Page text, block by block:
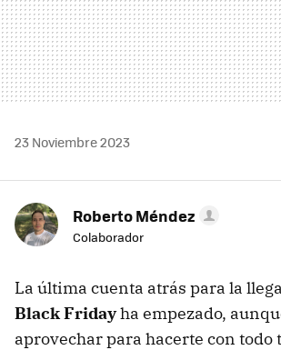
23 Noviembre 2023
Roberto Méndez
Colaborador
La última cuenta atrás para la
Black Fridayha empezado,
aprovechar para hacerte con todo